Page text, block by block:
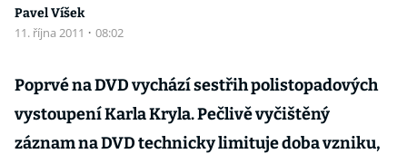
Pavel Víšek
11. října 2011 · 08:02
Poprvé na DVD vychází sestřih polistopadových
vystoupení Karla Kryla. Pečlivě vyčištěný
záznam na DVD technicky limituje doba vzniku,